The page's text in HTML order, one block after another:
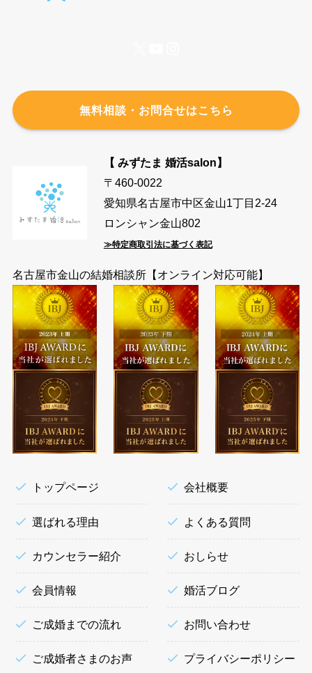
無料相談・お問合せはこちら
【 みずたま 婚活salon】
〒460-0022
愛知県名古屋市中区金山1丁目2-24
ロンシャン金山802
≫特定商取引法に基づく表記
名古屋市金山の結婚相談所【オンライン対応可能】
トップページ
選ばれる理由
カウンセラー紹介
会員情報
ご成婚までの流れ
ご成婚者さまのお声
会社概要
よくある質問
おしらせ
婚活ブログ
お問い合わせ
プライバシーポリシー